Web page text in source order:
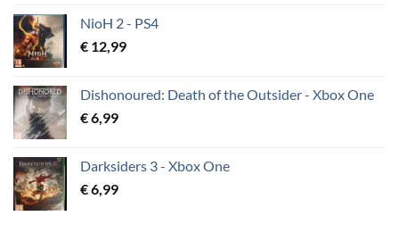
NioH 2 - PS4
€ 12,99
Dishonoured: Death of the Outsider - Xbox One
€6,99
Darksiders 3 - Xbox One
€6,99